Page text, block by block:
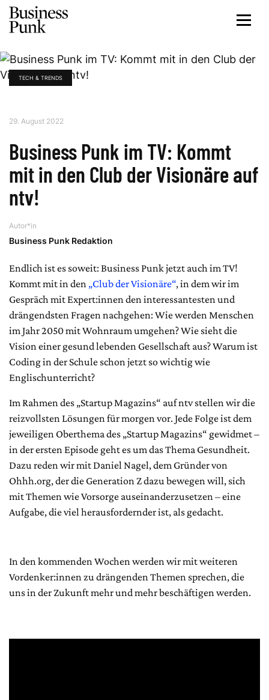
TECH & TRENDS
29. August 2022
Business Punk im TV: Kommt
mit in den Club der Visionäre auf
ntv!
Autor*in
Business Punk Redaktion
Endlich ist es soweit: Business Punk jetzt auch im TV!
Kommt mit in den „Club der Visionäre“, in dem wir im
Gespräch mit Expert:innen den interessantesten und
drängendsten Fragen nachgehen: Wie werden Menschen
im Jahr 2050 mit Wohnraum umgehen? Wie sieht die
Vision einer gesund lebenden Gesellschaft aus? Warum ist
Coding in der Schule schon jetzt so wichtig wie
Englischunterricht?
Im Rahmen des „Startup Magazins“ auf ntv stellen wir die
reizvollsten Lösungen für morgen vor. Jede Folge ist dem
jeweiligen Oberthema des „Startup Magazins“ gewidmet –
in der ersten Episode geht es um das Thema Gesundheit.
Dazu reden wir mit Daniel Nagel, dem Gründer von
Ohhh.org, der die Generation Z dazu bewegen will, sich
mit Themen wie Vorsorge auseinanderzusetzen – eine
Aufgabe, die viel herausfordernder ist, als gedacht.
In den kommenden Wochen werden wir mit weiteren
Vordenker:innen zu drängenden Themen sprechen, die
uns in der Zukunft mehr und mehr beschäftigen werden.